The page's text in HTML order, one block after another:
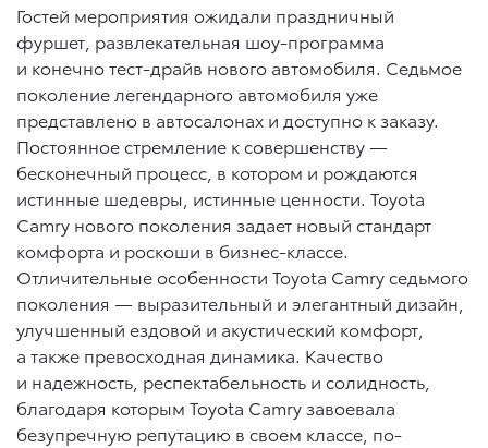
Гостей мероприятия ожидали праздничный
фуршет, развлекательная шоу-программа
и конечно тест-драйв нового автомобиля. Седьмое
поколение легендарного автомобиля уже
представлено в автосалонах и доступно к заказу.
Постоянное стремление к совершенству —
бесконечный процесс, в котором и рождаются
истинные шедевры, истинные ценности. Toyota
Camry нового поколения задает новый стандарт
комфорта и роскоши в бизнес-классе.
Отличительные особенности Toyota Camry седьмого
поколения — выразительный и элегантный дизайн,
улучшенный ездовой и акустический комфорт,
а также превосходная динамика. Качество
и надежность, респектабельность и солидность,
благодаря которым Toyota Camry завоевала
безупречную репутацию в своем классе, по-